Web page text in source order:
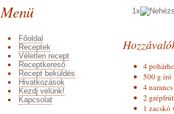
Menü
Főoldal
Receptek
Véletlen recept
Receptkereső
Recept beküldés
Hivatkozások
Kezdj velünk!
Kapcsolat
1x
4
500 g író
4
2
1